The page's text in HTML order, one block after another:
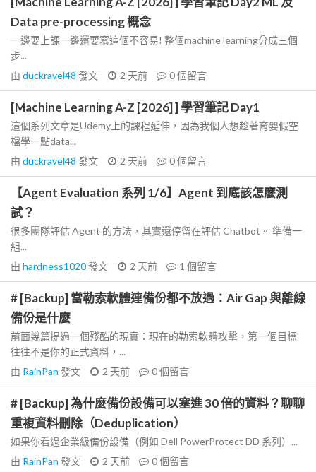
Data pre-processing 概念
一邊要上課一邊還要寫這個不容易! 整個machine learning分成三個
步...
由 duckravel48 發文 2 天前 0個留言
[Machine Learning A-Z [2026] ] 學習筆記 Day1
這個系列文章是Udemy上的課程延伸，因為我個人想趁著育嬰假空
檔學一點data...
由 duckravel48 發文 2 天前 0個留言
【Agent Evaluation 系列 1/6】Agent 到底該怎麼測
試？
很多團隊評估 Agent 的方法，其實還停留在評估 Chatbot。 準備一
組...
由 hardness1020發文 2 天前 1 個留言
# [Backup] 當勒索軟體連備份都不放過：Air Gap 與離線
備份是什麼
前面幾篇提過一個殘酷的現實：現在的勒索軟體攻擊，第一個目標
往往不是你的正式資料，...
由 RainPan 發文 2 天前 0個留言
# [Backup] 為什麼備份設備可以塞進 30 倍的資料？聊聊
重複資料刪除（Deduplication）
如果你看過企業級備份設備（例如 Dell PowerProtect DD 系列）...
由 RainPan 發文 2 天前 0個留言